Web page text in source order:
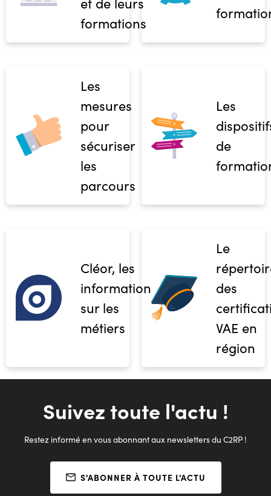
formations
Les
mesures
pour
sécuriser
les
parcours
Les
de
Cléor, les
informations
sur les
métiers
Le
des
VAE en
région
Suivez toute l'actu !
Restez informé en vous abonnant aux newsletters du C2RP !
S'ABONNER À TOUTE L'ACTU